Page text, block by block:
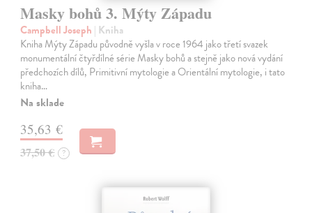
Masky bohů 3. Mýty Západu
Campbell Joseph | Kniha
Kniha Mýty Západu původně vyšla v roce 1964 jako třetí svazek
monumentální čtyřdílné série Masky bohů a stejně jako nová vydání
předchozích dílů, Primitivní mytologie a Orientální mytologie, i tato
kniha…
Na sklade
35,63 €
37,50 € ?